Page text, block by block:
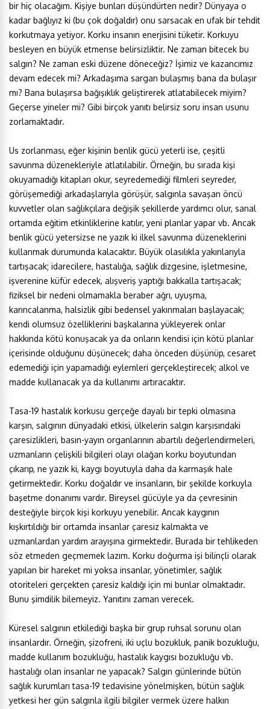
bir hiç olacağım. Kişiye bunları düşündürten nedir? Dünyaya o
kadar bağlıyız ki (bu çok doğaldır) onu sarsacak en ufak bir tehdit
korkutmaya yetiyor. Korku insanın enerjisini tüketir. Korkuyu
besleyen en büyük etmense belirsizliktir. Ne zaman bitecek bu
salgın? Ne zaman eski düzene döneceğiz? İşimiz ve kazancımız
devam edecek mi? Arkadaşıma sargan bulaşmış bana da bulaşır
mı? Bana bulaşırsa bağışıklık geliştirerek atlatabilecek miyim?
Geçerse yineler mi? Gibi birçok yanıtı belirsiz soru insan usunu
zorlamaktadır.
Us zorlanması, eğer kişinin benlik gücü yeterli ise, çeşitli
savunma düzenekleriyle atlatılabilir. Örneğin, bu sırada kişi
okuyamadığı kitapları okur, seyredemediği filmleri seyreder,
görüşemediği arkadaşlarıyla görüşür, salgınla savaşan öncü
kuvvetler olan sağlıkçılara değişik şekillerde yardımcı olur, sanal
ortamda eğitim etkinliklerine katılır, yeni planlar yapar vb. Ancak
benlik gücü yetersizse ne yazık ki ilkel savunma düzeneklerini
kullanmak durumunda kalacaktır. Büyük olasılıkla yakınlarıyla
tartışacak; idarecilere, hastalığa, sağlık dizgesine, işletmesine,
işverenine küfür edecek, alışveriş yaptığı bakkalla tartışacak;
fiziksel bir nedeni olmamakla beraber ağrı, uyuşma,
karıncalanma, halsizlik gibi bedensel yakınmaları başlayacak;
kendi olumsuz özelliklerini başkalarına yükleyerek onlar
hakkında kötü konuşacak ya da onların kendisi için kötü planlar
içerisinde olduğunu düşünecek; daha önceden düşünüp, cesaret
edemediği için yapamadığı eylemleri gerçekleştirecek; alkol ve
madde kullanacak ya da kullanımı artıracaktır.
Tasa-19 hastalık korkusu gerçeğe dayalı bir tepki olmasına
karşın, salgının dünyadaki etkisi, ülkelerin salgın karşısındaki
çaresizlikleri, basın-yayın organlarının abartılı değerlendirmeleri,
uzmanların çelişkili bilgileri olayı olağan korku boyutundan
çıkarıp, ne yazık ki, kaygı boyutuyla daha da karmaşık hale
getirmektedir. Korku doğaldır ve insanların, bir şekilde korkuyla
başetme donanımı vardır. Bireysel gücüyle ya da çevresinin
desteğiyle birçok kişi korkuyu yenebilir. Ancak kaygının
kışkırtıldığı bir ortamda insanlar çaresiz kalmakta ve
uzmanlardan yardım arayışına girmektedir. Burada bir tehlikeden
söz etmeden geçmemek lazım. Korku doğurma işi bilinçli olarak
yapılan bir hareket mi yoksa insanlar, yönetimler, sağlık
otoriteleri gerçekten çaresiz kaldığı için mi bunlar olmaktadır.
Bunu şimdilik bilemeyiz. Yanıtını zaman verecek.
Küresel salgının etkilediği başka bir grup ruhsal sorunu olan
insanlardır. Örneğin, şizofreni, iki uçlu bozukluk, panik bozukluğu,
madde kullanım bozukluğu, hastalık kaygısı bozukluğu vb.
hastalığı olan insanlar ne yapacak? Salgın günlerinde bütün
sağlık kurumları tasa-19 tedavisine yönelmişken, bütün sağlık
yetkesi her gün salgınla ilgili bilgiler vermek üzere halkın